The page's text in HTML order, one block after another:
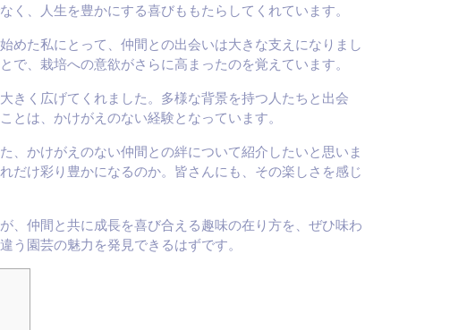
く、人生を豊かにする喜びももたらしてくれています。
めた私にとって、仲間との出会いは大きな支えになりまし
で、栽培への意欲がさらに高まったのを覚えています。
きく広げてくれました。多様な背景を持つ人たちと出会
とは、かけがえのない経験となっています。
、かけがえのない仲間との絆について紹介したいと思いま
だけ彩り豊かになるのか。皆さんにも、その楽しさを感じ
、仲間と共に成長を喜び合える趣味の在り方を、ぜひ味わ
う園芸の魅力を発見できるはずです。